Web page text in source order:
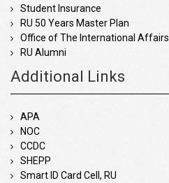
Student Insurance
RU 50 Years Master Plan
Office of The International Affairs
RU Alumni
Additional Links
APA
NOC
CCDC
SHEPP
Smart ID Card Cell, RU